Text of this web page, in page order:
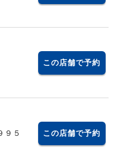
この店舗で予約
９５ この店舗で予約